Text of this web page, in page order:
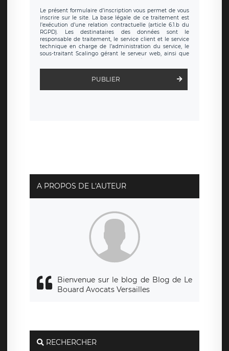
Le présent formulaire d’inscription vous permet de vous
inscrire sur le site. La base légale de ce traitement est
l’exécution d’une relation contractuelle (article 6.1.b du
RGPD). Les destinataires des données sont le
responsable de traitement, le service client et le service
technique en charge de l’administration du service, le
sous-traitant Scalingo gérant le serveur web, ainsi que
d’inscription est hébergé sur un serveur hébergé par
clauses de
protection conformes au RGPD
. Les données collectées
sont conservées jusqu’à ce que l’Internaute en sollicite la
rue Léopold Sédar Senghor, joignable à l’adresse mail :
responsabledetraitement@legavox.fr. Vous avez
également le droit d’introduire une réclamation auprès
d’une autorité de contrôle.
PUBLIER
A PROPOS DE L'AUTEUR
Bienvenue sur le blog de Blog de Le
Bouard Avocats Versailles
RECHERCHER